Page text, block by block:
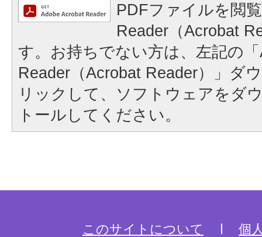
PDFファイルを閲
Reader（Acrobat
す。お持ちでない方は、左記の
Reader（Acrobat Reader）」ダ
リックして、ソフトウェアをダ
トールしてください。
このサイトについて
個